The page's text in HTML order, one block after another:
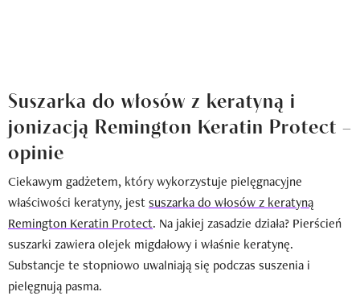
Suszarka do włosów z keratyną i
jonizacją Remington Keratin Protect –
opinie
Ciekawym gadżetem, który wykorzystuje pielęgnacyjne
właściwości keratyny, jest suszarka do włosów z keratyną
Remington Keratin Protect. Na jakiej zasadzie działa? Pierścień
suszarki zawiera olejek migdałowy i właśnie keratynę.
Substancje te stopniowo uwalniają się podczas suszenia i
pielęgnują pasma.